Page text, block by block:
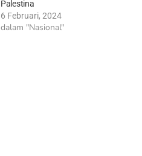
Palestina
6 Februari, 2024
dalam "Nasional"